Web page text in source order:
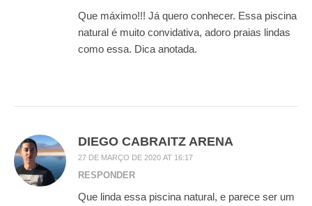
Que máximo!!! Já quero conhecer. Essa piscina
natural é muito convidativa, adoro praias lindas
como essa. Dica anotada.
DIEGO CABRAITZ ARENA
27 DE MARÇO DE 2020 AT 16:17
RESPONDER
Que linda essa piscina natural, e parece ser um